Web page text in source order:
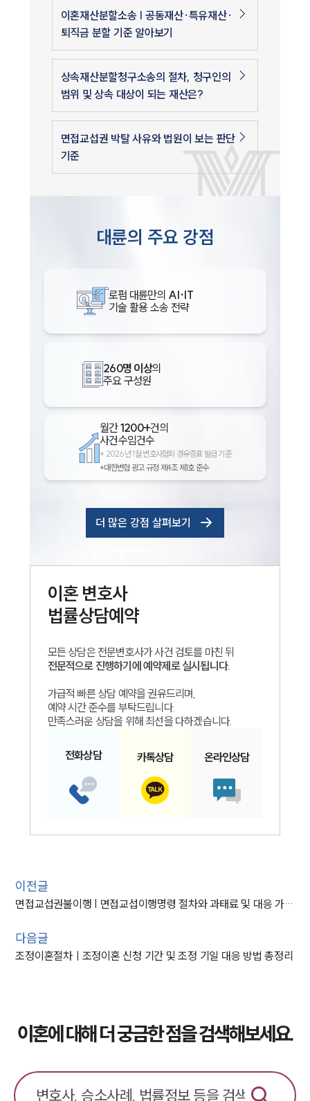
이혼재산분할소송 | 공동재산·특유재산·
퇴직금 분할 기준 알아보기
상속재산분할청구소송의 절차, 청구인의
범위 및 상속 대상이 되는 재산은?
면접교섭권 박탈 사유와 법원이 보는 판단
기준
대륜의 주요 강점
로펌 대륜만의 AI·IT
기술 활용 소송 전략
260명 이상의
주요 구성원
월간1200+건의
사건수임건수
* 2026년 1월 변호사협회 경유증표 발급 기준
*대한변협 광고 규정 제4조 제1호 준수
더 많은 강점 살펴보기
이혼변호사
법률상담예약
모든 상담은 전문변호사가 사건 검토를 마친 뒤
전문적으로 진행하기에 예약제로 실시됩니다.
가급적 빠른 상담 예약을 권유드리며,
예약 시간 준수를 부탁드립니다.
만족스러운 상담을 위해 최선을 다하겠습니다.
전화상담 카톡상담 온라인상담
이전글
면접교섭권불이행 | 면접교섭이행명령 절차와 과태료 및 대응 가이드
다음글
조정이혼절차ㅣ조정이혼 신청 기간 및 조정 기일 대응 방법 총정리
이혼에 대해 더 궁금한 점을 검색해보세요.